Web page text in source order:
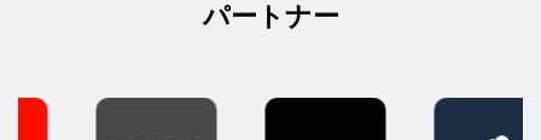
パートナー